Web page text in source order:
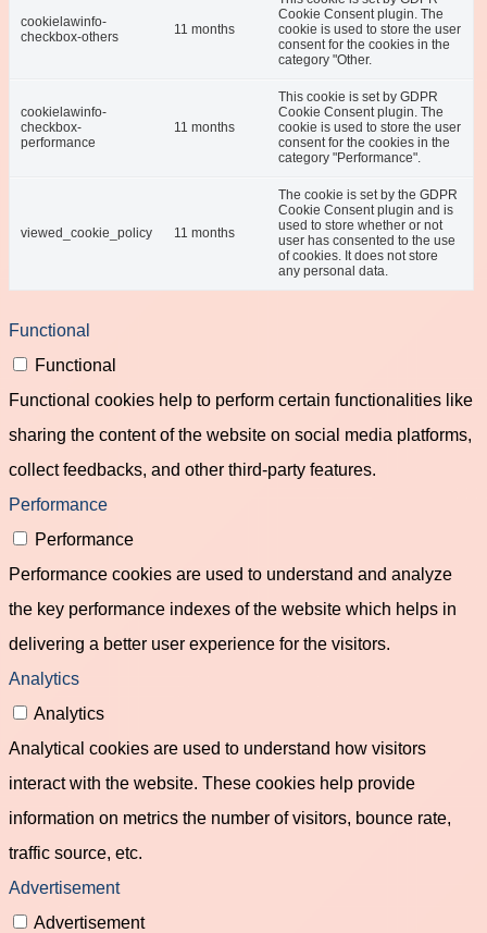
cookielawinfo-
checkbox-others
11 months
Cookie Consent plugin. The
cookie is used to store the user
consent for the cookies in the
category "Other.
cookielawinfo-
checkbox-
performance
11 months
This cookie is set by GDPR
Cookie Consent plugin. The
cookie is used to store the user
consent for the cookies in the
category "Performance".
viewed_cookie_policy 11 months
The cookie is set by the GDPR
Cookie Consent plugin and is
used to store whether or not
user has consented to the use
of cookies. It does not store
any personal data.
Functional
Functional
Functional cookies help to perform certain functionalities like
sharing the content of the website on social media platforms,
collect feedbacks, and other third-party features.
Performance
Performance
Performance cookies are used to understand and analyze
the key performance indexes of the website which helps in
delivering a better user experience for the visitors.
Analytics
Analytics
Analytical cookies are used to understand how visitors
interact with the website. These cookies help provide
information on metrics the number of visitors, bounce rate,
traffic source, etc.
Advertisement
Advertisement